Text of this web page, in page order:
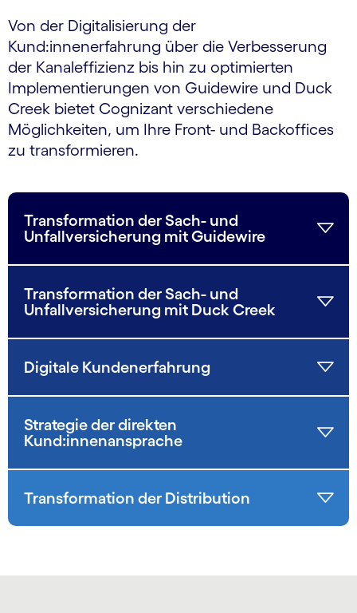
Von der Digitalisierung der
Kund:innenerfahrung über die Verbesserung
der Kanaleffizienz bis hin zu optimierten
Implementierungen von Guidewire und Duck
Creek bietet Cognizant verschiedene
Möglichkeiten, um Ihre Front- und Backoffices
zu transformieren.
Transformation der Sach- und
Unfallversicherung mit Guidewire
Transformation der Sach- und
Unfallversicherung mit Duck Creek
Digitale Kundenerfahrung
Strategie der direkten
Kund:innenansprache
Transformation der Distribution